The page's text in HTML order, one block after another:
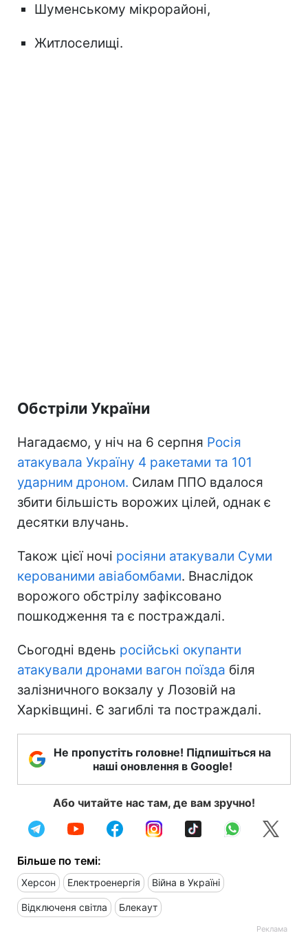
Шуменському мікрорайоні,
Житлоселищі.
Обстріли України
Нагадаємо, у ніч на 6 серпня Росія
атакувала Україну 4 ракетами та 101
ударним дроном. Силам ППО вдалося
збити більшість ворожих цілей, однак є
десятки влучань.
Також цієї ночі росіяни атакували Суми
керованими авіабомбами. Внаслідок
ворожого обстрілу зафіксовано
пошкодження та є постраждалі.
Сьогодні вдень російські окупанти
атакували дронами вагон поїзда біля
залізничного вокзалу у Лозовій на
Харківщині. Є загиблі та постраждалі.
Не пропустіть головне! Підпишіться на
наші оновлення в Google!
Або читайте нас там, де вам зручно!
Більше по темі:
Херсон Електроенергія Війна в Україні
Відключеня світла Блекаут